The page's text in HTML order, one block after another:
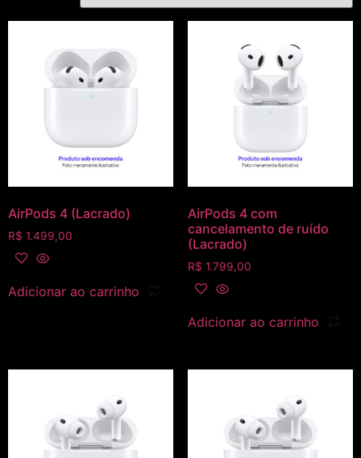
AirPods 4 (Lacrado)
R$ 1.499,00
Adicionar ao carrinho
AirPods 4 com
cancelamento de ruído
(Lacrado)
R$ 1.799,00
Adicionar ao carrinho